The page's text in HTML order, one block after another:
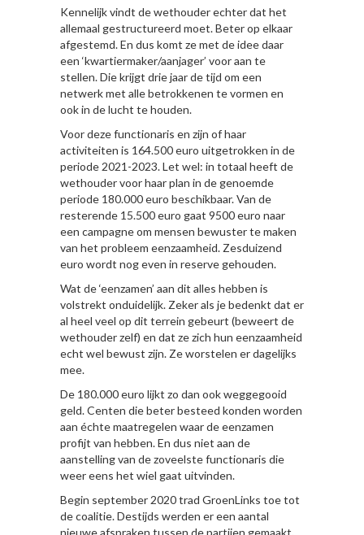
Kennelijk vindt de wethouder echter dat het
allemaal gestructureerd moet. Beter op elkaar
afgestemd. En dus komt ze met de idee daar
een ‘kwartiermaker/aanjager’ voor aan te
stellen. Die krijgt drie jaar de tijd om een
netwerk met alle betrokkenen te vormen en
ook in de lucht te houden.
Voor deze functionaris en zijn of haar
activiteiten is 164.500 euro uitgetrokken in de
periode 2021-2023. Let wel: in totaal heeft de
wethouder voor haar plan in de genoemde
periode 180.000 euro beschikbaar. Van de
resterende 15.500 euro gaat 9500 euro naar
een campagne om mensen bewuster te maken
van het probleem eenzaamheid. Zesduizend
euro wordt nog even in reserve gehouden.
Wat de ‘eenzamen’ aan dit alles hebben is
volstrekt onduidelijk. Zeker als je bedenkt dat er
al heel veel op dit terrein gebeurt (beweert de
wethouder zelf) en dat ze zich hun eenzaamheid
echt wel bewust zijn. Ze worstelen er dagelijks
mee.
De 180.000 euro lijkt zo dan ook weggegooid
geld. Centen die beter besteed konden worden
aan échte maatregelen waar de eenzamen
profijt van hebben. En dus niet aan de
aanstelling van de zoveelste functionaris die
weer eens het wiel gaat uitvinden.
Begin september 2020 trad GroenLinks toe tot
de coalitie. Destijds werden er een aantal
nieuwe afspraken tussen de partijen gemaakt.